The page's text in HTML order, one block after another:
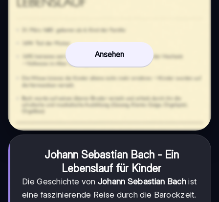
Ansehen
Johann Sebastian Bach - Ein
Lebenslauf für Kinder
Die Geschichte von Johann Sebastian Bach ist
eine faszinierende Reise durch die Barockzeit.